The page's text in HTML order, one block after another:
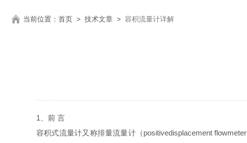
当前位置： 首页 > 技术文章 > 容积流量计详解
1
、前 言
容积式流量计又称排量流量计（positivedisplacement flowmeter